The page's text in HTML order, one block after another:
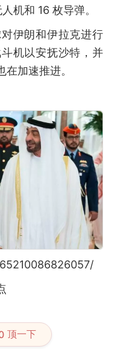
机和 16 枚导弹。
伊朗和伊拉克进行
机以安抚沙特，并
加速推进。
顶一下